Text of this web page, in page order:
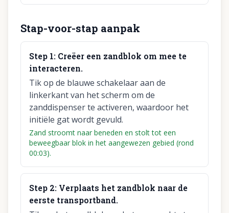
Stap-voor-stap aanpak
Step 1: Creëer een zandblok om mee te
interacteren.
Tik op de blauwe schakelaar aan de
linkerkant van het scherm om de
zanddispenser te activeren, waardoor het
initiële gat wordt gevuld.
Zand stroomt naar beneden en stolt tot een
beweegbaar blok in het aangewezen gebied (rond
00:03).
Step 2: Verplaats het zandblok naar de
eerste transportband.